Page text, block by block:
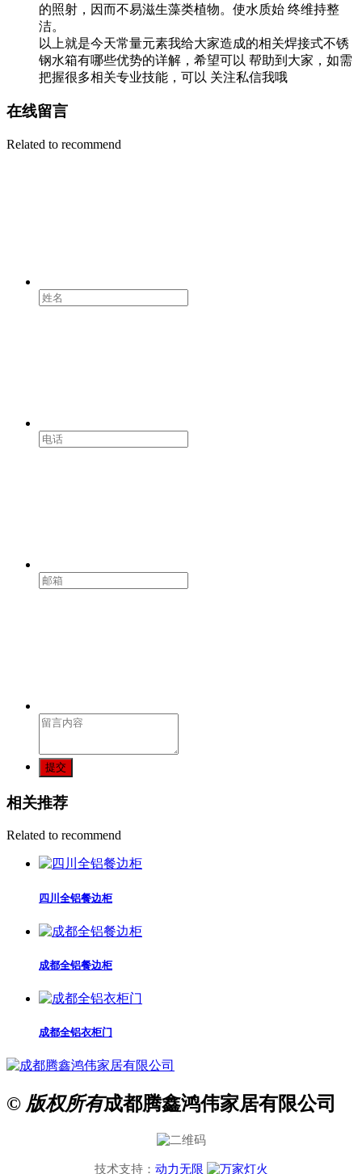
的照射，因而不易滋生藻类植物。使水质始 终维持整
洁。
以上就是今天常量元素我给大家造成的相关焊接式不锈
钢水箱有哪些优势的详解，希望可以 帮助到大家，如需
把握很多相关专业技能，可以 关注私信我哦
在线留言
Related to recommend
提交
相关推荐
Related to recommend
四川全铝餐边柜
成都全铝餐边柜
成都全铝衣柜门
© 版权所有成都腾鑫鸿伟家居有限公司
技术支持： 动力无限